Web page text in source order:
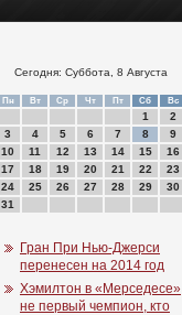
Сегодня: Суббота, 8 Августа
Пн Вт Ср Чт Пт Сб Вс
1
2
3
4 5 6 7 8
9
10
11 12 13 14 15
16
17
18 19 20 21 22
23
24
25 26 27 28 29
30
31
Гран При Нью-Джерси
перенесен на 2014 год
Хэмилтон в «Мерседесе»
не первый чемпион, кто